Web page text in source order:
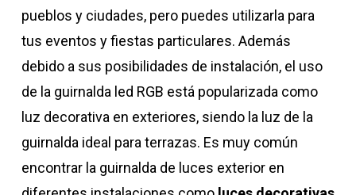
pueblos y ciudades, pero puedes utilizarla para
tus eventos y fiestas particulares. Además
debido a sus posibilidades de instalación, el uso
de la guirnalda led RGB está popularizada como
luz decorativa en exteriores, siendo la luz de la
guirnalda ideal para terrazas. Es muy común
encontrar la guirnalda de luces exterior en